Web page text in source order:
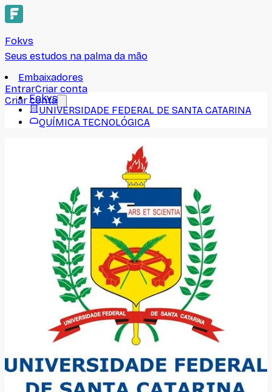
Fokvs
Seus estudos na palma da mão
Embaixadores
EntrarCriar conta
Criar conta
Fokvs
UNIVERSIDADE FEDERAL DE SANTA CATARINA
QUÍMICA TECNOLÓGICA